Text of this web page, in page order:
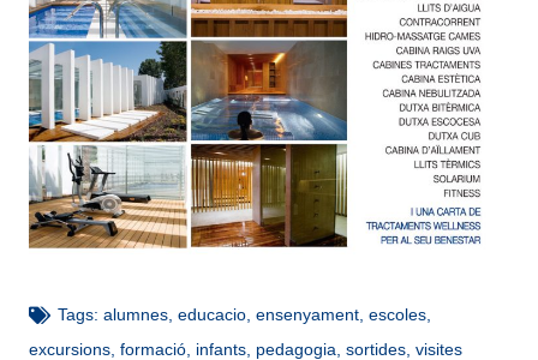
Tags: alumnes, educacio, ensenyament, escoles,
excursions formació infants pedagogia sortides visites